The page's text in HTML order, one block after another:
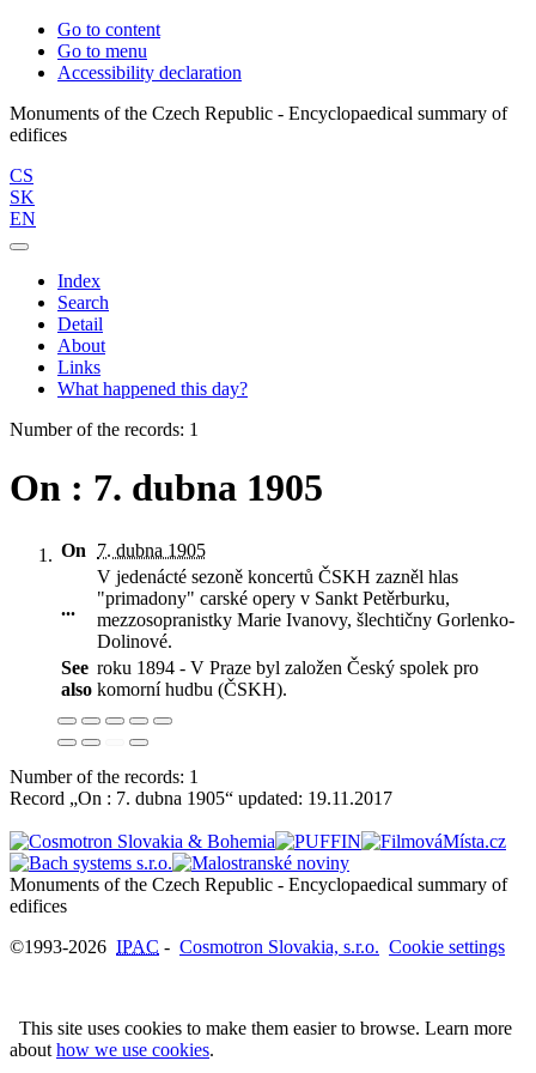
Go to content
Go to menu
Accessibility declaration
Monuments of the Czech Republic - Encyclopaedical summary of
CS
SK
EN
Index
Search
Detail
About
Links
What happened this day?
Number of the records: 1
On : 7. dubna 1905
On 7. dubna 1905
...
V jedenácté sezoně koncertů ČSKH zazněl hlas
"primadony" carské opery v Sankt Petěrburku,
mezzosopranistky Marie Ivanovy, šlechtičny Gorlenko-
Dolinové.
See
also
roku 1894 - V Praze byl založen Český spolek pro
komorní hudbu (ČSKH).
Number of the records: 1
Record „On : 7. dubna 1905“ updated: 19.11.2017
Monuments of the Czech Republic - Encyclopaedical summary of
©1993-2026 IPAC - Cosmotron Slovakia, s.r.o. Cookie settings
This site uses cookies to make them easier to browse. Learn more
about how we use cookies.